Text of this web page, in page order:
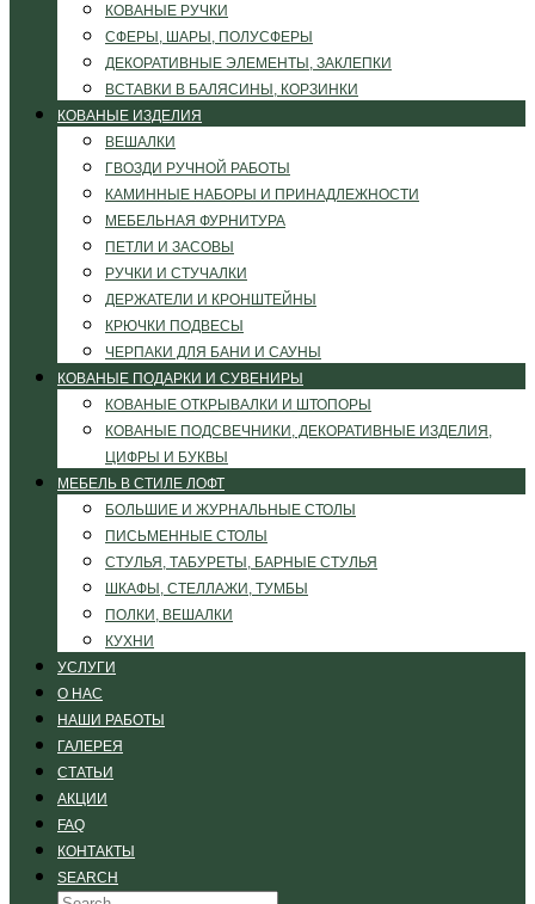
КОВАНЫЕ РУЧКИ
СФЕРЫ, ШАРЫ, ПОЛУСФЕРЫ
ДЕКОРАТИВНЫЕ ЭЛЕМЕНТЫ, ЗАКЛЕПКИ
ВСТАВКИ В БАЛЯСИНЫ, КОРЗИНКИ
КОВАНЫЕ ИЗДЕЛИЯ
ВЕШАЛКИ
ГВОЗДИ РУЧНОЙ РАБОТЫ
КАМИННЫЕ НАБОРЫ И ПРИНАДЛЕЖНОСТИ
МЕБЕЛЬНАЯ ФУРНИТУРА
ПЕТЛИ И ЗАСОВЫ
РУЧКИ И СТУЧАЛКИ
ДЕРЖАТЕЛИ И КРОНШТЕЙНЫ
КРЮЧКИ ПОДВЕСЫ
ЧЕРПАКИ ДЛЯ БАНИ И САУНЫ
КОВАНЫЕ ПОДАРКИ И СУВЕНИРЫ
КОВАНЫЕ ОТКРЫВАЛКИ И ШТОПОРЫ
КОВАНЫЕ ПОДСВЕЧНИКИ, ДЕКОРАТИВНЫЕ ИЗДЕЛИЯ,
ЦИФРЫ И БУКВЫ
МЕБЕЛЬ В СТИЛЕ ЛОФТ
БОЛЬШИЕ И ЖУРНАЛЬНЫЕ СТОЛЫ
ПИСЬМЕННЫЕ СТОЛЫ
СТУЛЬЯ, ТАБУРЕТЫ, БАРНЫЕ СТУЛЬЯ
ШКАФЫ, СТЕЛЛАЖИ, ТУМБЫ
ПОЛКИ, ВЕШАЛКИ
КУХНИ
УСЛУГИ
О НАС
НАШИ РАБОТЫ
ГАЛЕРЕЯ
СТАТЬИ
АКЦИИ
FAQ
КОНТАКТЫ
SEARCH